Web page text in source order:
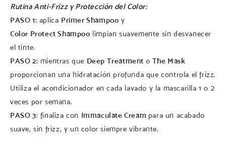
Rutina Anti-Frizz y Protección del Color:
PASO 1: aplica Primer Shampoo y
Color Protect Shampoo limpian suavemente sin desvanecer
el tinte.
PASO 2: mientras que Deep Treatment o The Mask
proporcionan una hidratación profunda que controla el frizz.
Utiliza el acondicionador en cada lavado y la mascarilla 1 o 2
veces por semana.
PASO 3: finaliza con Immaculate Cream para un acabado
suave, sin frizz, y un color siempre vibrante.